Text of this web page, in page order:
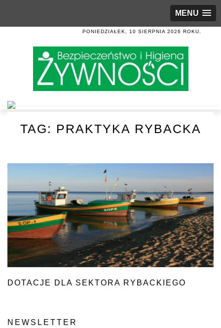
MENU
PONIEDZIAŁEK, 10 SIERPNIA 2026 ROKU.
TAG: PRAKTYKA RYBACKA
DOTACJE DLA SEKTORA RYBACKIEGO
NEWSLETTER